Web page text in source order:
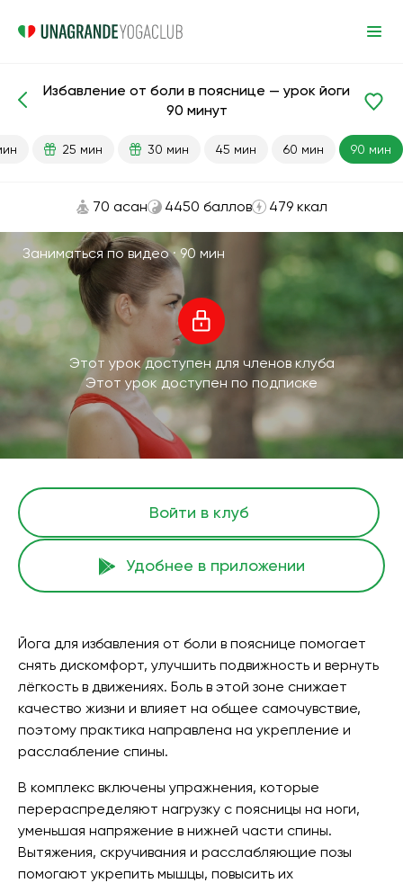
Поясница Спина
Избавление от боли в пояснице — урок йоги
90 минут
25 мин 30 мин 45 мин 60 мин 90 мин
70 асан 4450 баллов 479 ккал
Заниматься по видео · 90 мин
Этот урок доступен для членов клуба
Этот урок доступен по подписке
Войти в клуб
Удобнее в приложении
Йога для избавления от боли в пояснице помогает
снять дискомфорт, улучшить подвижность и вернуть
лёгкость в движениях. Боль в этой зоне снижает
качество жизни и влияет на общее самочувствие,
поэтому практика направлена на укрепление и
расслабление спины.
В комплекс включены упражнения, которые
перераспределяют нагрузку с поясницы на ноги,
уменьшая напряжение в нижней части спины.
Вытяжения, скручивания и расслабляющие позы
помогают укрепить мышцы, повысить их